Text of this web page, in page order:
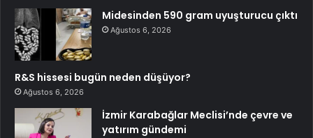
Midesinden 590 gram uyuşturucu çıktı
Ağustos 6, 2026
R&S hissesi bugün neden düşüyor?
Ağustos 6, 2026
İzmir Karabağlar Meclisi’nde çevre ve
yatırım gündemi